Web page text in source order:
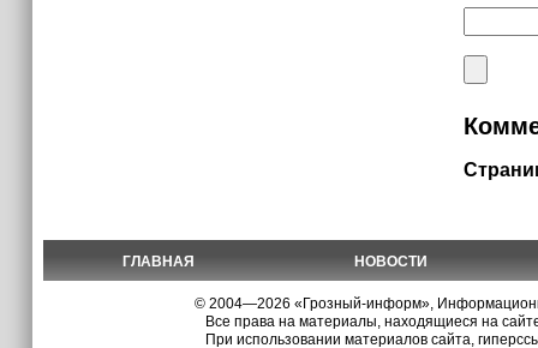
ГЛАВНАЯ НОВОСТИ
© 2004—2026 «Грозный-информ»,
Все права на материалы, находящиеся на
При использовании материалов сайта,